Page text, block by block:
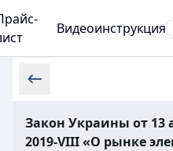
Видеоинструкция
Закон Украины от 13
2019-VIII «О рынке